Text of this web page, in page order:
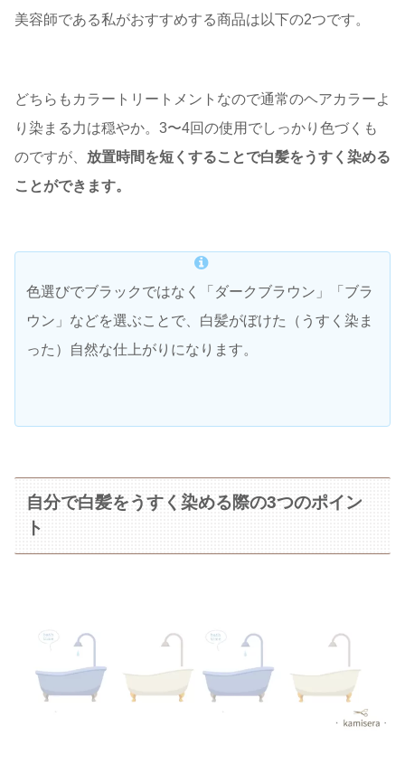
美容師である私がおすすめする商品は以下の2つです。
どちらもカラートリートメントなので通常のヘアカラーよ
り染まる力は穏やか。3〜4回の使用でしっかり色づくも
のですが、 放置時間を短くすることで白髪をうすく染める
ことができます。
色選びでブラックではなく「ダークブラウン」「ブラ
ウン」などを選ぶことで、白髪がぼけた（うすく染ま
った）自然な仕上がりになります。
自分で白髪をうすく染める際の3つのポイン
ト